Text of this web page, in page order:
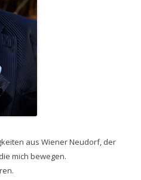
aus Wiener Neudorf, der
mich bewegen.